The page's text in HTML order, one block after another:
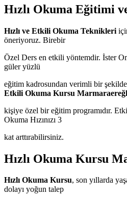
Hızlı Okuma Eğitimi
Hızlı ve Etkili Okuma Teknikleri
öneriyoruz. Birebir
Özel Ders en etkili yöntemdir. İster
güler yüzlü
eğitim kadrosundan verimli bir
Etkili Okuma Kursu
kişiye özel bir eğitim programıdır.
Okuma Hızınızı 3
kat arttırabilirsiniz.
Hızlı Okuma Kursu
Hızlı Okuma Kursu, son yıllarda
dolayı yoğun talep